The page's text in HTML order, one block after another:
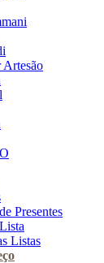
Artesão
Presentes
Listas